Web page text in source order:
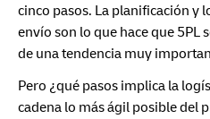
cinco pasos. La planificación y
envío son lo que hace que 5PL
de una tendencia muy
Pero ¿qué pasos implica la
cadena lo más ágil posible del